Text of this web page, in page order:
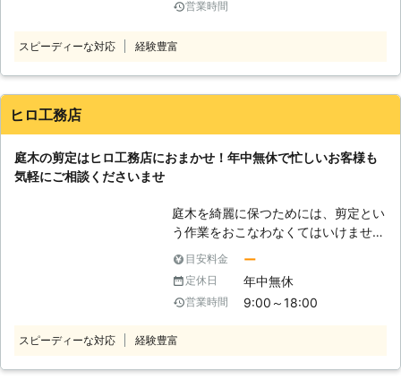
た、虫にとっても住み心地がよい環境
となるため、スズメバチなどの害虫が
巣を作ってしまうこともあります。
そのため定期的な剪定が、お庭全体の
ために大切になってきます。 私たち
スカイメンテナンスでは、お庭の剪定
作業にもしっかりと対応いたしますの
い。
しょう。 当店ではそんなお忙しいお
行しております。 「剪定をおこない
ッショナルで、5ｍ以上の高さの木や
庭木の背丈調整のことなら、お気軽に
ご相談くださいませ。 【岡崎雄亮が
経営する当店の特徴】 当店には、お
客様から選ばれる理由がございます。
●完全自社施工！中間マージンがない
社施工でサービスを提供しておりま
す。 そのため、外注先に作業を流す
こともなく、最後まで一貫して対応で
営業時間
スピーディーな対応 経験豊富
ヒロ工務店
庭木の剪定はヒロ工務店におまかせ！年中無休で忙しいお客様も
気軽にご相談くださいませ
庭木を綺麗に保つためには、剪定とい
う作業をおこなわなくてはいけませ
ん。庭木は時間が経つと枝が伸びてき
て形を崩してしまったり、不要な枝が
栄養を吸収してしまい本来成長をさせ
たい花や果実の成長を阻害してしまう
いう木の形を整える作業を依頼しなく
目安料金 ー
定休日 年中無休
営業時間 9:00～18:00
スピーディーな対応 経験豊富